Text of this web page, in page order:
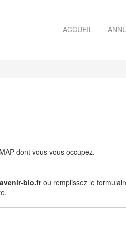
ACCUEIL
dont vous vous occupez.
bio.frou remplissez le